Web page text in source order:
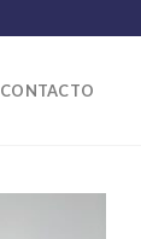
CONTACTO